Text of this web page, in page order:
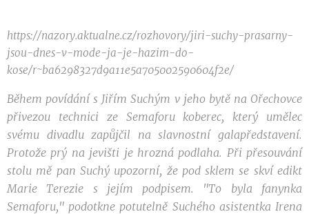
https://nazory.aktualne.cz/rozhovory/jiri-suchy-prasarny-
jsou-dnes-v-mode-ja-je-hazim-do-
kose/r~ba6298327d9a11e5a705002590604f2e/
Během povídání s Jiřím Suchým v jeho bytě na Ořechovce
přivezou technici ze Semaforu koberec, který umělec
svému divadlu zapůjčil na slavnostní galapředstavení.
Protože prý na jevišti je hrozná podlaha. Při přesouvání
stolu mě pan Suchý upozorní, že pod sklem se skví edikt
Marie Terezie s jejím podpisem. "To byla fanynka
Semaforu," podotkne potutelně Suchého asistentka Irena